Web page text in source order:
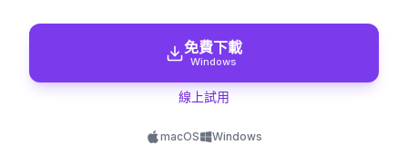
免費下載
Windows
線上試用
macOS Windows